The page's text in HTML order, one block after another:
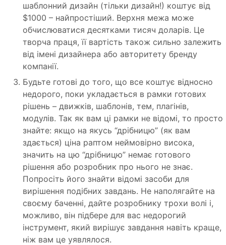
шаблонний дизайн (тільки дизайн!) коштує від
$1000 – найпростіший. Верхня межа може
обчислюватися десятками тисяч доларів. Це
творча праця, її вартість також сильно залежить
від імені дизайнера або авторитету бренду
компанії.
Будьте готові до того, що все коштує відносно
недорого, поки укладається в рамки готових
рішень – движків, шаблонів, тем, плагінів,
модулів. Так як вам ці рамки не відомі, то просто
знайте: якщо на якусь “дрібницю” (як вам
здається) ціна раптом неймовірно висока,
значить на цю “дрібницю” немає готового
рішення або розробник про нього не знає.
Попросіть його знайти відомі засоби для
вирішення подібних завдань. Не наполягайте на
своєму баченні, дайте розробнику трохи волі і,
можливо, він підбере для вас недорогий
інструмент, який вирішує завдання навіть краще,
ніж вам це уявлялося.